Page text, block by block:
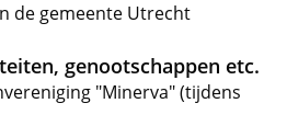
de gemeente Utrecht
genootschappen etc.
"Minerva" (tijdens